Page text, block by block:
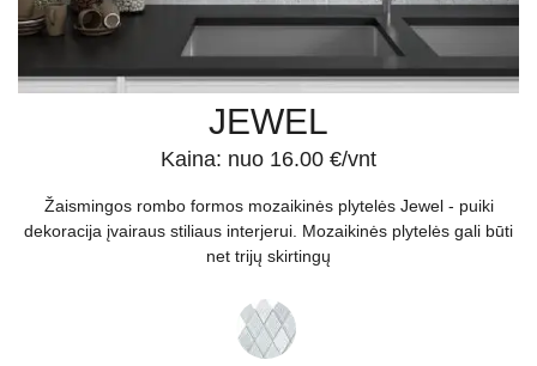
JEWEL
Kaina: nuo 16.00 €/vnt
Žaismingos rombo formos mozaikinės plytelės Jewel - puiki
dekoracija įvairaus stiliaus interjerui. Mozaikinės plytelės gali būti
net trijų skirtingų